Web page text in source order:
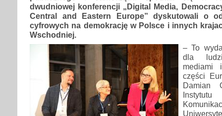
dwudniowej konferencji „Digital Media,
Central and Eastern Europe” dyskutowali o
cyfrowych na demokrację w Polsce i innych
Wschodniej.
– To
dla
mediami
części
Damian